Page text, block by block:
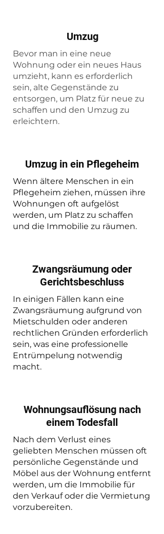
Umzug
Bevor man in eine neue
Wohnung oder ein neues Haus
umzieht, kann es erforderlich
sein, alte Gegenstände zu
entsorgen, um Platz für neue zu
schaffen und den Umzug zu
erleichtern.
Umzug in ein Pflegeheim
Wenn ältere Menschen in ein
Pflegeheim ziehen, müssen ihre
Wohnungen oft aufgelöst
werden, um Platz zu schaffen
und die Immobilie zu räumen.
Zwangsräumung oder
Gerichtsbeschluss
In einigen Fällen kann eine
Zwangsräumung aufgrund von
Mietschulden oder anderen
rechtlichen Gründen erforderlich
sein, was eine professionelle
Entrümpelung notwendig
macht.
Wohnungsauflösung nach
einem Todesfall
Nach dem Verlust eines
geliebten Menschen müssen oft
persönliche Gegenstände und
Möbel aus der Wohnung entfernt
werden, um die Immobilie für
den Verkauf oder die Vermietung
vorzubereiten.